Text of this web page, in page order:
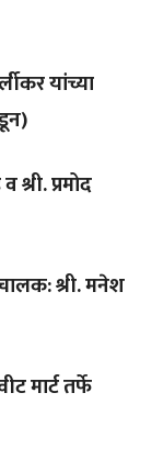
यांच्या
श्री. प्रमोद
श्री. मनेश
मार्ट तर्फे